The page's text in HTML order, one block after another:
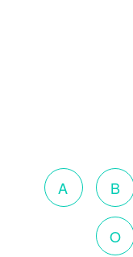
A B
O